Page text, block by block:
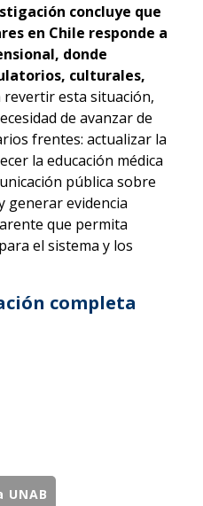
concluye que
en Chile responde a
donde
culturales,
revertir esta situación,
de avanzar de
frentes: actualizar la
la educación médica
pública sobre
generar evidencia
que permita
el sistema y los
completa